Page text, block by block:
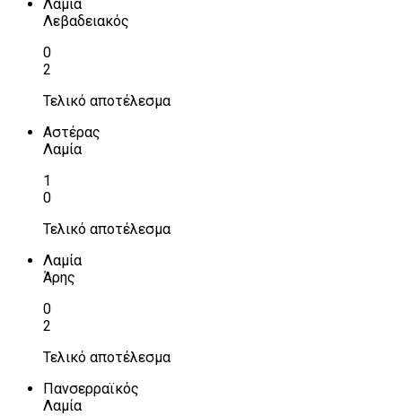
Λαμία
Λεβαδειακός
0
2
Τελικό αποτέλεσμα
Αστέρας
Λαμία
1
0
Τελικό αποτέλεσμα
Λαμία
Άρης
0
2
Τελικό αποτέλεσμα
Πανσερραϊκός
Λαμία